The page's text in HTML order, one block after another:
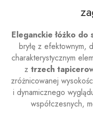
Eleganckie łóżko do
bryłę z efektownym,
charakterystycznym
z trzech
zróżnicowanej
i dynamicznego
współczesnych,